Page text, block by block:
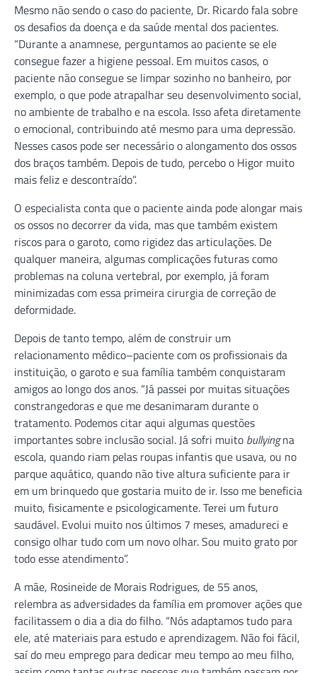
Mesmo não sendo o caso do paciente, Dr. Ricardo fala sobre
os desafios da doença e da saúde mental dos pacientes.
“Durante a anamnese, perguntamos ao paciente se ele
consegue fazer a higiene pessoal. Em muitos casos, o
paciente não consegue se limpar sozinho no banheiro, por
exemplo, o que pode atrapalhar seu desenvolvimento social,
no ambiente de trabalho e na escola. Isso afeta diretamente
o emocional, contribuindo até mesmo para uma depressão.
Nesses casos pode ser necessário o alongamento dos ossos
dos braços também. Depois de tudo, percebo o Higor muito
mais feliz e descontraído”.
O especialista conta que o paciente ainda pode alongar mais
os ossos no decorrer da vida, mas que também existem
riscos para o garoto, como rigidez das articulações. De
qualquer maneira, algumas complicações futuras como
problemas na coluna vertebral, por exemplo, já foram
minimizadas com essa primeira cirurgia de correção de
deformidade.
Depois de tanto tempo, além de construir um
relacionamento médico–paciente com os profissionais da
instituição, o garoto e sua família também conquistaram
amigos ao longo dos anos. “Já passei por muitas situações
constrangedoras e que me desanimaram durante o
tratamento. Podemos citar aqui algumas questões
importantes sobre inclusão social. Já sofri muito bullyingna
escola, quando riam pelas roupas infantis que usava, ou no
parque aquático, quando não tive altura suficiente para ir
em um brinquedo que gostaria muito de ir. Isso me beneficia
muito, fisicamente e psicologicamente. Terei um futuro
saudável. Evolui muito nos últimos 7 meses, amadureci e
consigo olhar tudo com um novo olhar. Sou muito grato por
todo esse atendimento”.
A mãe, Rosineide de Morais Rodrigues, de 55 anos,
relembra as adversidades da família em promover ações que
facilitassem o dia a dia do filho. “Nós adaptamos tudo para
ele, até materiais para estudo e aprendizagem. Não foi fácil,
saí do meu emprego para dedicar meu tempo ao meu filho,